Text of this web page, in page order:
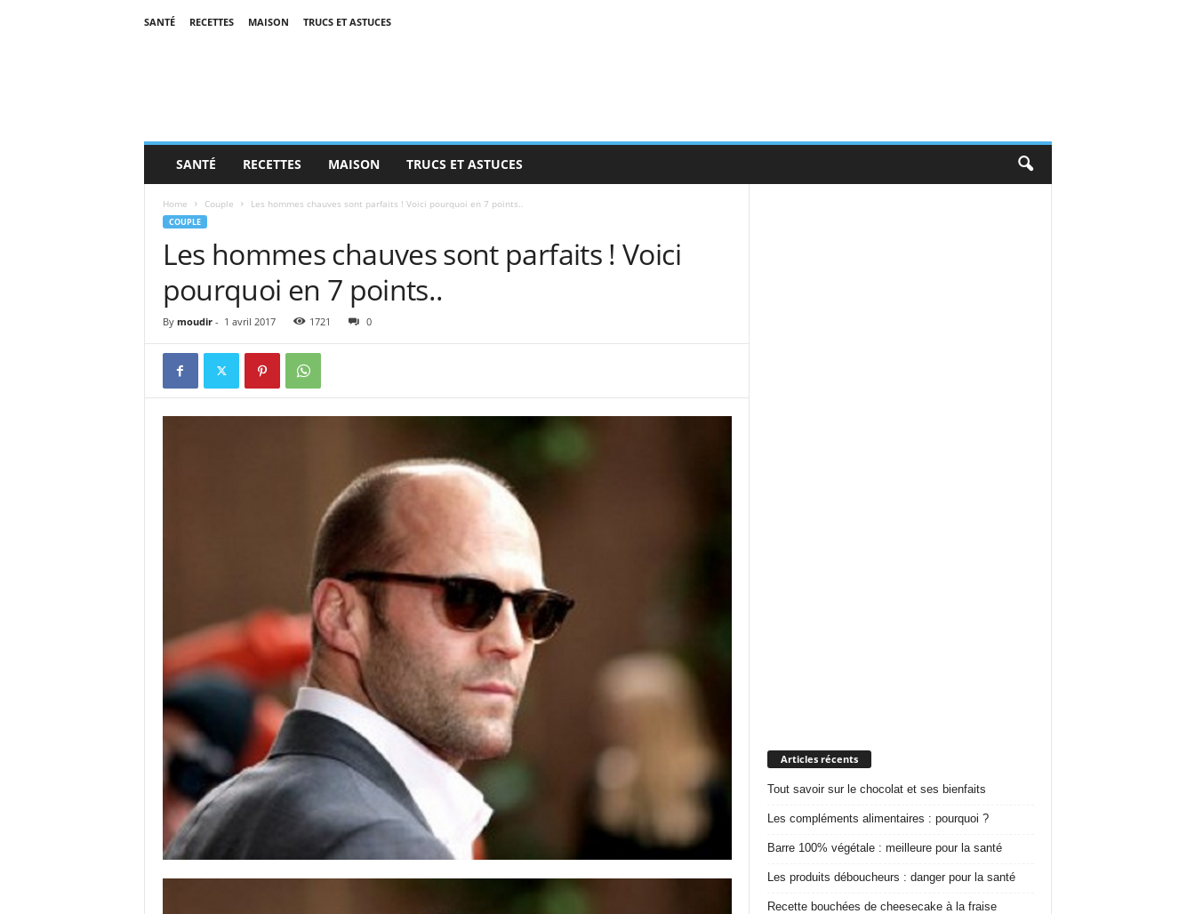
SANTÉ RECETTES MAISON TRUCS ET ASTUCES
SANTÉ RECETTES MAISON TRUCS ET ASTUCES
Home Couple Les hommes chauves sont parfaits ! Voici pourquoi en 7 points..
COUPLE
Les hommes chauves sont parfaits ! Voici
pourquoi en 7 points..
By moudir- 1 avril 2017 1721 0
Articles récents
Tout savoir sur le chocolat et ses bienfaits
Les compléments alimentaires : pourquoi ?
Barre 100% végétale : meilleure pour la santé
Les produits déboucheurs : danger pour la santé
Recette bouchées de cheesecake à la fraise